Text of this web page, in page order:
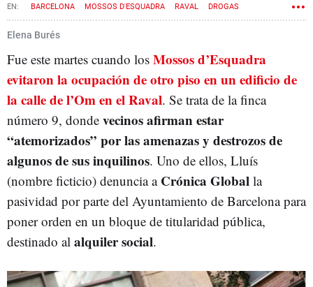
BARCELONA MOSSOS D'ESQUADRA RAVAL DROGAS
NARCOPISOS
Elena Burés
Fue este martes cuando los Mossos d’Esquadra
evitaron la ocupación de otro piso en un edificio de
la calle de l’Om en el Raval. Se trata de la finca
número 9, donde vecinos afirman estar
“atemorizados” por las amenazas y destrozos de
algunos de sus inquilinos. Uno de ellos, Lluís
(nombre ficticio) denuncia a Crónica Global la
pasividad por parte del Ayuntamiento de Barcelona para
poner orden en un bloque de titularidad pública,
destinado al alquiler social.